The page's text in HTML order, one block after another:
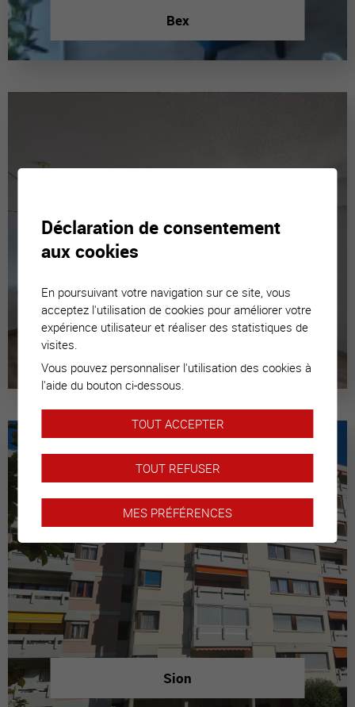
Bex
Sion
Déclaration de consentement
aux cookies
En poursuivant votre navigation sur ce site, vous
acceptez l'utilisation de cookies pour améliorer votre
expérience utilisateur et réaliser des statistiques de
visites.
Vous pouvez personnaliser l'utilisation des cookies à
l'aide du bouton ci-dessous.
TOUT ACCEPTER
TOUT REFUSER
MES PRÉFÉRENCES